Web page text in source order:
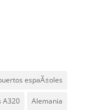
espaÃ±oles
A320 Alemania